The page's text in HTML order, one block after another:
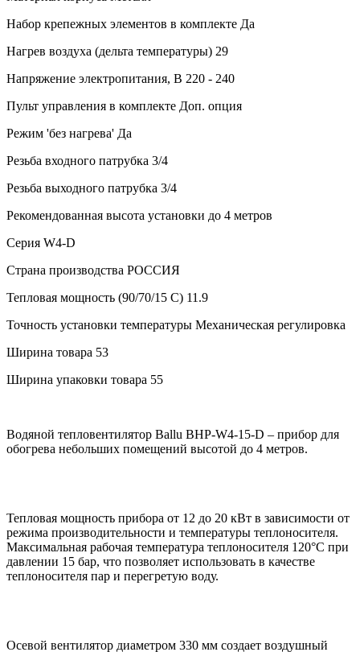
Набор крепежных элементов в комплекте Да
Нагрев воздуха (дельта температуры) 29
Напряжение электропитания, В 220 - 240
Пульт управления в комплекте Доп. опция
Режим 'без нагрева' Да
Резьба входного патрубка 3/4
Резьба выходного патрубка 3/4
Рекомендованная высота установки до 4 метров
Серия W4-D
Страна производства РОССИЯ
Тепловая мощность (90/70/15 С) 11.9
Точность установки температуры Механическая регулировка
Ширина товара 53
Ширина упаковки товара 55
Водяной тепловентилятор Ballu BHP-W4-15-D – прибор для
обогрева небольших помещений высотой до 4 метров.
Тепловая мощность прибора от 12 до 20 кВт в зависимости от
режима производительности и температуры теплоносителя.
Максимальная рабочая температура теплоносителя 120°С при
давлении 15 бар, что позволяет использовать в качестве
теплоносителя пар и перегретую воду.
Осевой вентилятор диаметром 330 мм создает воздушный